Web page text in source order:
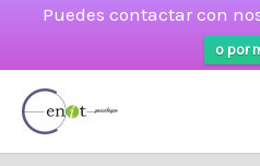
Puedes contactar con
o por